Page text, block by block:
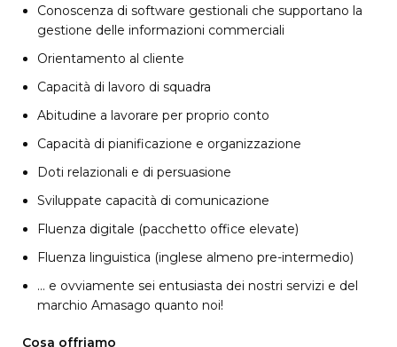
Conoscenza di software gestionali che supportano la
gestione delle informazioni commerciali
Orientamento al cliente
Capacità di lavoro di squadra
Abitudine a lavorare per proprio conto
Capacità di pianificazione e organizzazione
Doti relazionali e di persuasione
Sviluppate capacità di comunicazione
Fluenza digitale (pacchetto office elevate)
Fluenza linguistica (inglese almeno pre-intermedio)
… e ovviamente sei entusiasta dei nostri servizi e del
marchio Amasago quanto noi!
Cosa offriamo